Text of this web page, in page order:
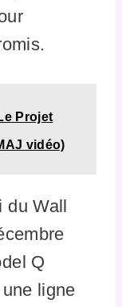
Projet
vidéo)
Wall
Q
ligne